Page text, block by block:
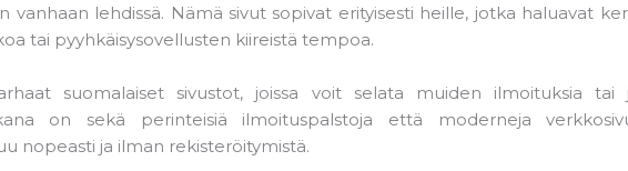
vanhaan lehdissä. Nämä sivut sopivat erityisesti heille, jotka haluavat
tai pyyhkäisysovellusten kiireistä tempoa.
suomalaiset sivustot, joissa voit selata muiden ilmoituksia tai
on sekä perinteisiä ilmoituspalstoja että moderneja
nopeasti ja ilman rekisteröitymistä.